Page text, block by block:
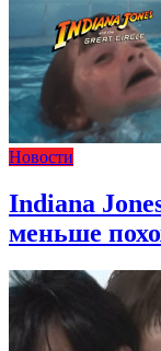
Новости
Indiana
меньше